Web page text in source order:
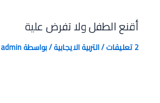
أقنع الطفل ولا تفرض علية
2 تعليقات /التربية الايجابية/ بواسطةadmin